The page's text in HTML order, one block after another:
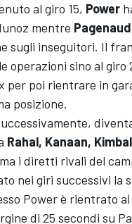
al giro 15, Power
mentre Pagenaud
sugli inseguitori. Il
operazioni sino al giro
per poi rientrare in
posizione.
Rahal, Kanaan,
i diretti rivali del
nei giri successivi la
Power è rientrato
di 25 secondi su